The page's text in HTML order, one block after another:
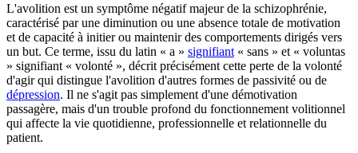
L'avolition est un symptôme négatif majeur de la schizophrénie,
caractérisé par une diminution ou une absence totale de motivation
et de capacité à initier ou maintenir des comportements dirigés vers
un but. Ce terme, issu du latin « a » signifiant « sans » et « voluntas
» signifiant « volonté », décrit précisément cette perte de la volonté
d'agir qui distingue l'avolition d'autres formes de passivité ou de
dépression. Il ne s'agit pas simplement d'une démotivation
passagère, mais d'un trouble profond du fonctionnement volitionnel
qui affecte la vie quotidienne, professionnelle et relationnelle du
patient.